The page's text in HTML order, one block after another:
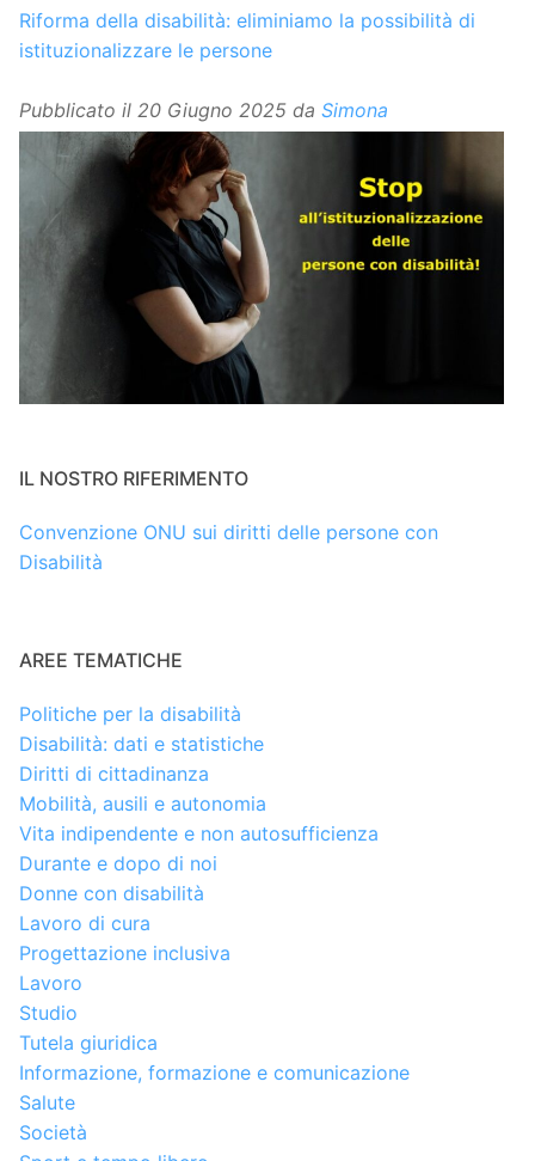
Riforma della disabilità: eliminiamo la possibilità di
istituzionalizzare le persone
Pubblicato il 20 Giugno 2025 da Simona
IL NOSTRO RIFERIMENTO
Convenzione ONU sui diritti delle persone con
Disabilità
AREE TEMATICHE
Politiche per la disabilità
Disabilità: dati e statistiche
Diritti di cittadinanza
Mobilità, ausili e autonomia
Vita indipendente e non autosufficienza
Durante e dopo di noi
Donne con disabilità
Lavoro di cura
Progettazione inclusiva
Lavoro
Studio
Tutela giuridica
Informazione, formazione e comunicazione
Salute
Società